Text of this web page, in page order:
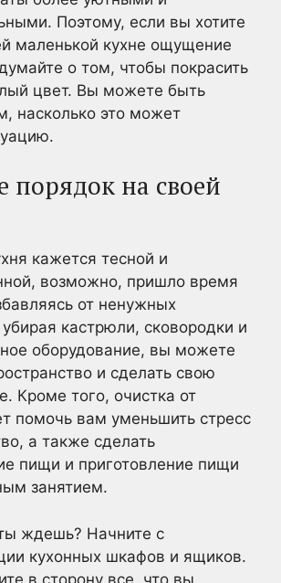
Поэтому, если вы хотите
маленькой кухне ощущение
о том, чтобы покрасить
цвет. Вы можете быть
насколько это может
порядок на своей
кажется тесной и
возможно, пришло время
от ненужных
кастрюли, сковородки и
оборудование, вы можете
и сделать свою
Кроме того, очистка от
помочь вам уменьшить стресс
а также сделать
пищи и приготовление пищи
занятием.
ждешь? Начните с
кухонных шкафов и ящиков.
в сторону все, что вы